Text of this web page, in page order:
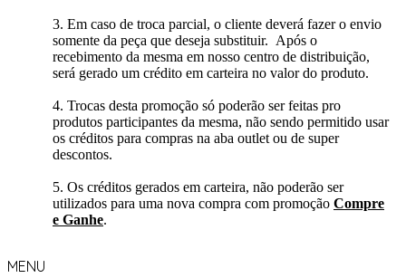
3. Em caso de troca parcial, o cliente deverá fazer o envio
somente da peça que deseja substituir. Após o
recebimento da mesma em nosso centro de distribuição,
será gerado um crédito em carteira no valor do produto.
4. Trocas desta promoção só poderão ser feitas pro
produtos participantes da mesma, não sendo permitido usar
os créditos para compras na aba outlet ou de super
descontos.
5. Os créditos gerados em carteira, não poderão ser
utilizados para uma nova compra com promoção Compre
e Ganhe.
MENU